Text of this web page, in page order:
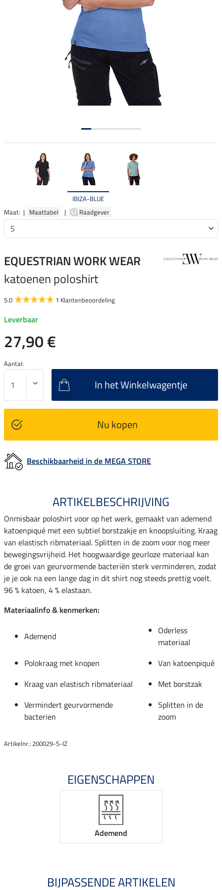
IBIZA-BLUE
Maat: | Maattabel | Raadgever
EQUESTRIAN WORK WEAR
katoenen poloshirt
5.0 1 Klantenbeoordeling
Leverbaar
27,90 €
Aantal:
In het Winkelwagentje
Nu kopen
Beschikbaarheid in de MEGA STORE
ARTIKELBESCHRIJVING
Onmisbaar poloshirt voor op het werk, gemaakt van ademend
katoenpiqué met een subtiel borstzakje en knoopsluiting. Kraag
van elastisch ribmateriaal. Splitten in de zoom voor nog meer
bewegingsvrijheid. Het hoogwaardige geurloze materiaal kan
de groei van geurvormende bacteriën sterk verminderen, zodat
je je ook na een lange dag in dit shirt nog steeds prettig voelt.
96 % katoen, 4 % elastaan.
Materiaalinfo & kenmerken:
Ademend
Oderless
materiaal
Polokraag met knopen
Van katoenpiqué
Kraag van elastisch ribmateriaal
Met borstzak
Vermindert geurvormende
bacterien
Splitten in de
zoom
Artikelnr.: 200029-S-IZ
EIGENSCHAPPEN
Ademend
BIJPASSENDE ARTIKELEN